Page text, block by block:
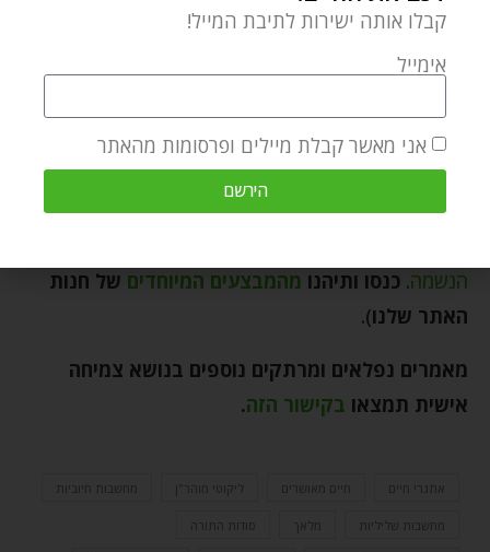
ידי ניהול מלחמה ישירה – נענוע ראשו, התמודדות עם
הנושא וכו'. אולם, אין בכך תועלת של ממש, שכן
במלחמה נגדן. הרבה יותר יעיל להסיט את המחשבה אל
עבר נושאים אחרים. ההתרכזות בנושא נבחר תקל על
המאמץ להתגבר על מחשבות רעות (שם חלק א, עב:ד).
הנשמה. כנסו ותיהנו מהמבצעים המיוחדים של חנות
האתר שלנו).
מאמרים נפלאים ומרתקים נוספים בנושא צמיחה
אישית תמצאו בקישור הזה.
אתגרי חיים חיים מאושרים ליקוטי מוהר"ן מחשבות חיוביות
מחשבות שליליות מלאך סודות התורה
קבלו אותה ישירות לתיבת המייל!
אימייל
אני מאשר קבלת מיילים ופרסומות מהאתר
הירשם